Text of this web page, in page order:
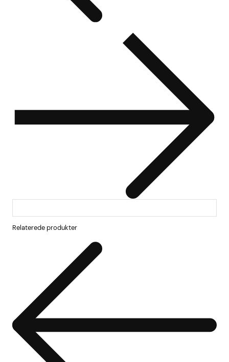
Relaterede produkter